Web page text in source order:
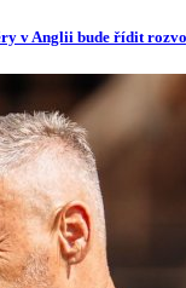
v Anglii bude řídit